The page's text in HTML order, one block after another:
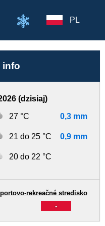
PL
info
(dzisiaj)
27 °C 0,3 mm
21 do 25 °C 0,9 mm
20 do 22 °C
-
rekreačné stredisko